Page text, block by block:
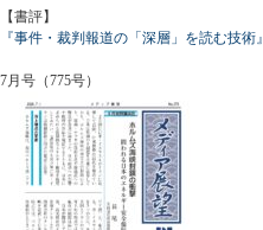
【書評】
『事件・裁判報道の「深層」を読む技術』
7月号（775号）